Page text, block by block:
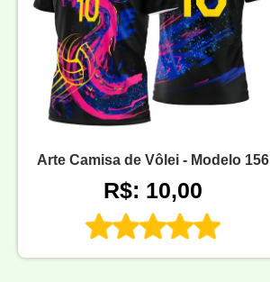
Arte Camisa de Vôlei - Modelo 156
R$: 10,00